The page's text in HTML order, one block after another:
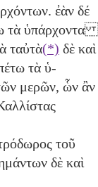
ἐὰν δέ
τὰ ὑπάρχοντα
ταὐτὰ(*) δὲ καὶ
τὰ ὑ-
μερῶν, ὧν ἂν
τοῦ
δὲ καὶ